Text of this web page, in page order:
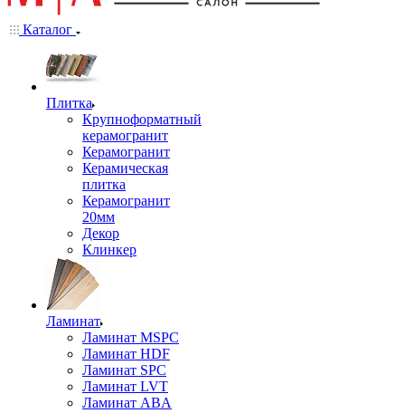
Каталог
Плитка
Крупноформатный
керамогранит
Керамогранит
Керамическая
плитка
Керамогранит
20мм
Декор
Клинкер
Ламинат
Ламинат MSPC
Ламинат HDF
Ламинат SPC
Ламинат LVT
Ламинат ABA